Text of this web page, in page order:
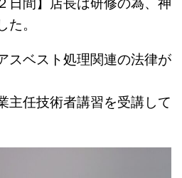
日間】店長は研修の為、神
た。
スベスト処理関連の法律が
主任技術者講習を受講して